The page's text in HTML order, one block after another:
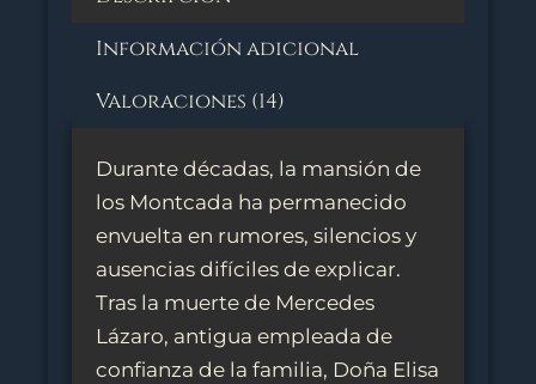
Información adicional
Valoraciones (14)
Durante décadas, la mansión de
los Montcada ha permanecido
envuelta en rumores, silencios y
ausencias difíciles de explicar.
Tras la muerte de Mercedes
Lázaro, antigua empleada de
confianza de la familia, Doña Elisa